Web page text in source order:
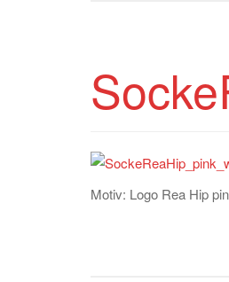
Motiv: Logo Rea Hip